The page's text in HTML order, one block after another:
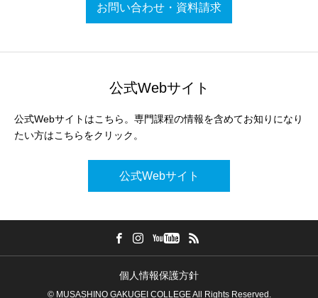
お問い合わせ・資料請求
公式Webサイト
公式Webサイトはこちら。専門課程の情報を含めてお知りになり
たい方はこちらをクリック。
公式Webサイト
個人情報保護方針
© MUSASHINO GAKUGEI COLLEGE All Rights Reserved.